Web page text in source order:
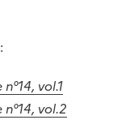
vol.1
vol.2